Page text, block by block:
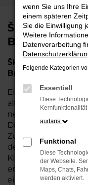
Škoda
Bremervörde
Škoda
Bremervörde
Ein Škoda
alle, die in der Nähe
neues Fahrzeug zu
Diese Fahrzeuge
Zuverlässigkeit
deutlich
Kilometern auf
erstklassigen
eine
wenn Sie uns Ihre
einem späteren
Sie die Einwilligung
Weitere
Datenverarbeitung
Folgende Kategorien
Essentiell
Diese
audaris
Funktional
Diese
der Webseite.
Maps, Chats,
werden aktiviert.